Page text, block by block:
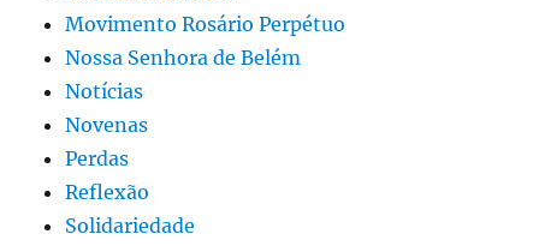
Movimento Rosário Perpétuo
Nossa Senhora de Belém
Notícias
Novenas
Perdas
Reflexão
Solidariedade